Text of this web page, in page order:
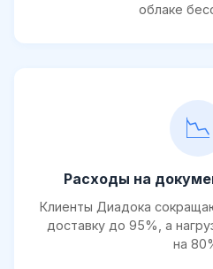
облаке
📉
Расходы на
Клиенты Диадока
доставку до 95%, а
на